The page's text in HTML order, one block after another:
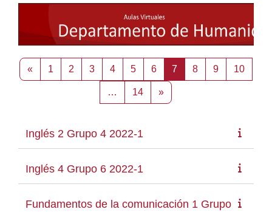
« Página anterior
1 Página 1
2 Página 2
3Página 3
4Página 4
5Página 5
6Página 6
7 Página 7
8Página 8
9Página 9
10
… 14Página 14
»Siguiente página
Inglés 2 Grupo 4 2022-1
Inglés 4 Grupo 6 2022-1
Fundamentos de la comunicación 1 Grupo